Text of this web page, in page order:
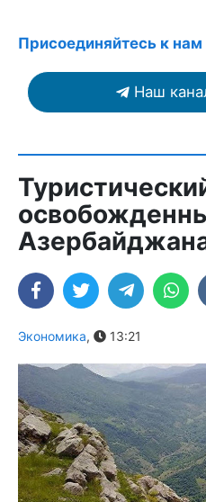
Присоединяйтесь к
Наш
Экономика, 13:21